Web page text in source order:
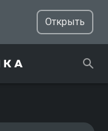
Открыть